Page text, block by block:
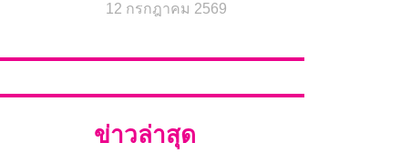
12 กรกฎาคม 2569
ข่าวล่าสุด